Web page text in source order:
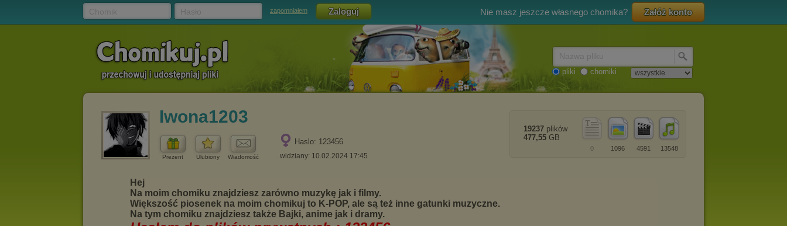
zapomniałem Nie masz jeszcze własnego chomika? Załóż konto
pliki chomiki
Iwona1203
Prezent Ulubiony Wiadomość
Haslo: 123456
widziany: 10.02.2024 17:45
13548
4591
1096
0
19237 plików
477,55 GB